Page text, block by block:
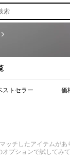
索
ストセラー 価
マッチしたアイテムがあ
オプションで試してみて